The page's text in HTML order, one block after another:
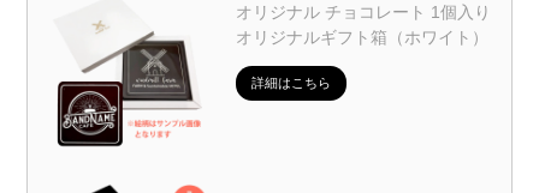
オリジナル チョコレート 1個入り
オリジナルギフト箱（ホワイト）
詳細はこちら